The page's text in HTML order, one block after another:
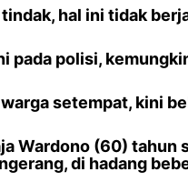
hal ini tidak
pada polisi,
setempat, kini
Wardono (60) tahun
di hadang